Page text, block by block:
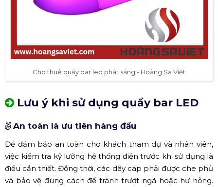
Cho thuê quầy bar led phát sáng - Hoàng Sa Việt
Lưu ý khi sử dụng quầy bar LED
An toàn là ưu tiên hàng đầu
Để đảm bảo an toàn cho khách tham dự và nhân viên,
việc kiểm tra kỹ lưỡng hệ thống điện trước khi sử dụng là
điều cần thiết. Đồng thời, các dây cáp phải được che phủ
và bảo vệ đúng cách để tránh trượt ngã hoặc hư hỏng.